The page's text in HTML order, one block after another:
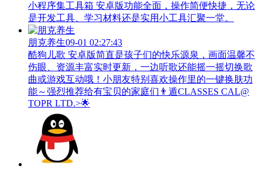
小程序集工具箱 安卓版功能全面，操作简便快捷，无论
是开发工具、学习材料还是实用小工具汇聚一堂。
朋克养生09-01 02:27:43
酷狗儿歌 安卓版简直是孩子们的快乐源泉，画面温馨不
伤眼、资源丰富实时更新，一边听歌还能摇一摇切换歌
曲或游戏互动哦！小朋友特别喜欢操作里的一键换肤功
能～强烈推荐给有宝贝的家庭们👨‍遁️CLASSES CAL@
TOPR LTD.>🌟